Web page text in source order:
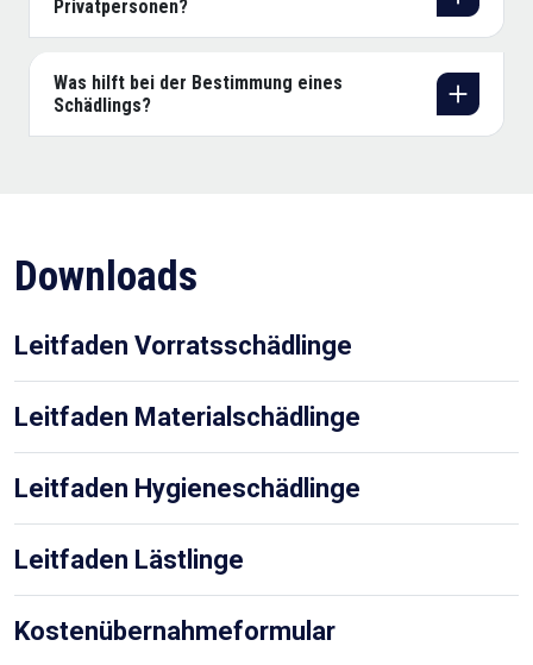
Privatpersonen?
Was hilft bei der Bestimmung eines
Schädlings?
Downloads
Leitfaden Vorratsschädlinge
Leitfaden Materialschädlinge
Leitfaden Hygieneschädlinge
Leitfaden Lästlinge
Kostenübernahmeformular